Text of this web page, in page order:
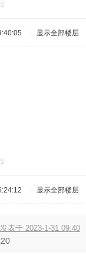
显示全部楼层
显示全部楼层
表于 2023-1-31 09:40